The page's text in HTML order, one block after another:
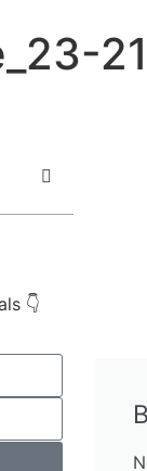
👇